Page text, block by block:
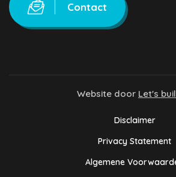
Contact
Website door Let's
Disclaimer
Privacy Statement
Algemene